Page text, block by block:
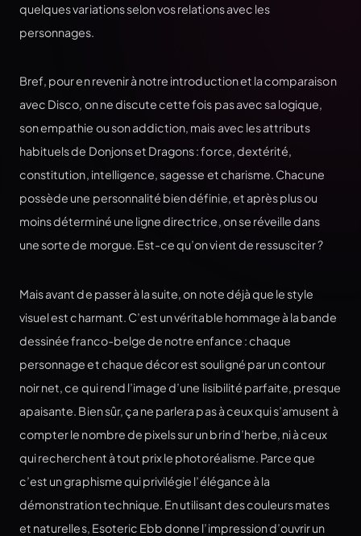
quelques variations selon vos relations avec les
personnages.
Bref, pour en revenir à notre introduction et la comparaison
avec Disco, on ne discute cette fois pas avec sa logique,
son empathie ou son addiction, mais avec les attributs
habituels de Donjons et Dragons : force, dextérité,
constitution, intelligence, sagesse et charisme. Chacune
possède une personnalité bien définie, et après plus ou
moins déterminé une ligne directrice, on se réveille dans
une sorte de morgue. Est-ce qu’on vient de ressusciter ?
Mais avant de passer à la suite, on note déjà que le style
visuel est charmant. C’est un véritable hommage à la bande
dessinée franco-belge de notre enfance : chaque
personnage et chaque décor est souligné par un contour
noir net, ce qui rend l’image d’une lisibilité parfaite, presque
apaisante. Bien sûr, ça ne parlera pas à ceux qui s’amusent à
compter le nombre de pixels sur un brin d’herbe, ni à ceux
qui recherchent à tout prix le photoréalisme. Parce que
c’est un graphisme qui privilégie l’élégance à la
démonstration technique. En utilisant des couleurs mates
et naturelles, Esoteric Ebb donne l’impression d’ouvrir un